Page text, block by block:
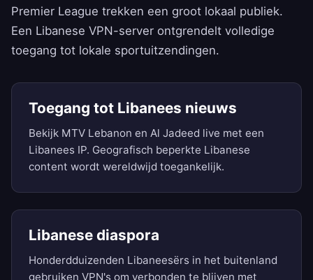
Premier League trekken een groot lokaal publiek.
Een Libanese VPN-server ontgrendelt volledige
toegang tot lokale sportuitzendingen.
Toegang tot Libanees nieuws
Bekijk MTV Lebanon en Al Jadeed live met een
Libanees IP. Geografisch beperkte Libanese
content wordt wereldwijd toegankelijk.
Libanese diaspora
Honderdduizenden Libaneesërs in het buitenland
gebruiken VPN's om verbonden te blijven met